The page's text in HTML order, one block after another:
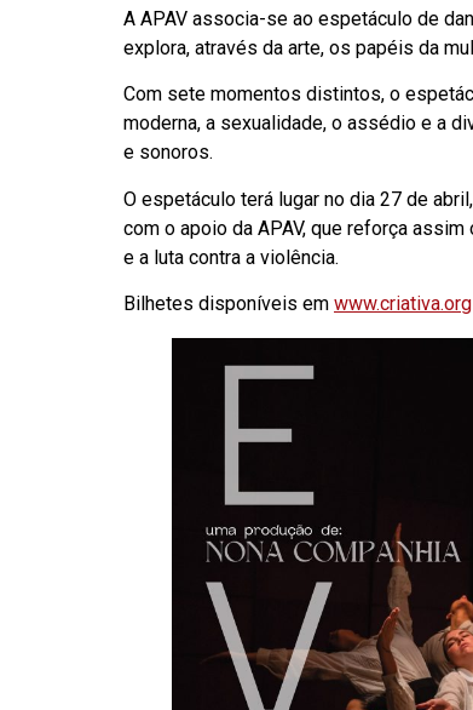
A APAV associa-se ao espetáculo de
explora, através da arte, os papéis da
Com sete momentos distintos, o
moderna, a sexualidade, o assédio e a
e sonoros.
O espetáculo terá lugar no dia 27 de
com o apoio da APAV, que reforça
e a luta contra a violência.
Bilhetes disponíveis em www.criativa.org